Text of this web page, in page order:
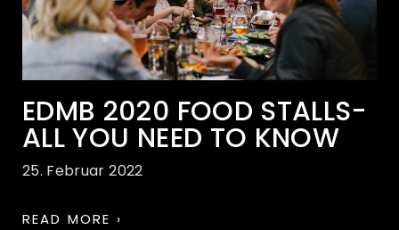
EDMB 2020 FOOD STALLS-
ALL YOU NEED TO KNOW
25. Februar 2022
READ MORE ›